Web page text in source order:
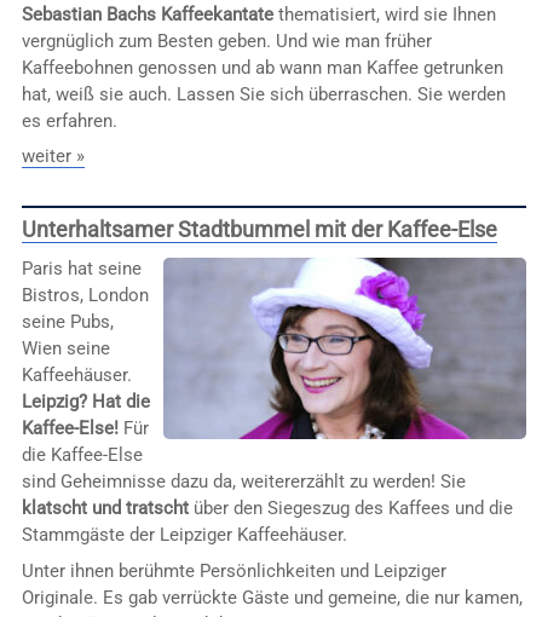
Sebastian Bachs Kaffeekantatethematisiert, wird sie Ihnen
vergnüglich zum Besten geben. Und wie man früher
Kaffeebohnen genossen und ab wann man Kaffee getrunken
hat, weiß sie auch. Lassen Sie sich überraschen. Sie werden
es erfahren.
weiter »
Unterhaltsamer Stadtbummel mit der Kaffee-Else
Paris hat seine
Bistros, London
seine Pubs,
Wien seine
Kaffeehäuser.
Leipzig? Hat die
Kaffee-Else!Für
die Kaffee-Else
sind Geheimnisse dazu da, weitererzählt zu werden! Sie
klatscht und tratschtüber den Siegeszug des Kaffees und die
Stammgäste der Leipziger Kaffeehäuser.
Unter ihnen berühmte Persönlichkeiten und Leipziger
Originale. Es gab verrückte Gäste und gemeine, die nur kamen,